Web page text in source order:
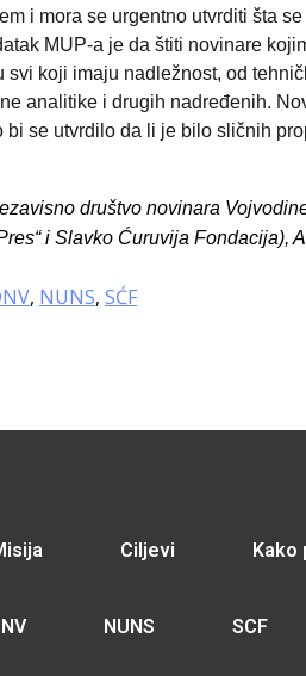
i mora se urgentno utvrditi šta
MUP-a je da štiti novinare
svi koji imaju nadležnost, od
analitike i drugih nadređenih.
se utvrdilo da li je bilo sličnih
društvo novinara
i Slavko Ćuruvija Fondacija),
, NUNS, SĆF
Ciljevi Kako
NUNS SCF